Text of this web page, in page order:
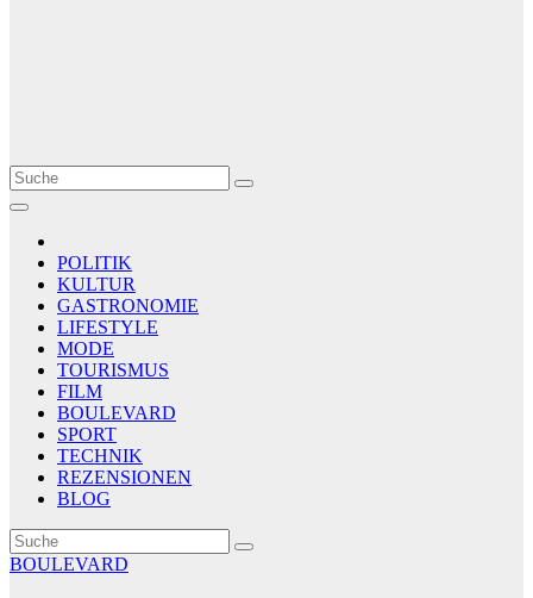
Le Matin
AGENCE DE PRESSE
POLITIK
KULTUR
GASTRONOMIE
LIFESTYLE
MODE
TOURISMUS
FILM
BOULEVARD
SPORT
TECHNIK
REZENSIONEN
BLOG
BOULEVARD